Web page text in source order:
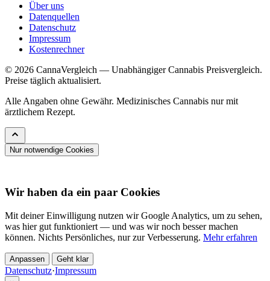
Über uns
Datenquellen
Datenschutz
Impressum
Kostenrechner
© 2026 CannaVergleich — Unabhängiger Cannabis Preisvergleich.
Preise täglich aktualisiert.
Alle Angaben ohne Gewähr. Medizinisches Cannabis nur mit
ärztlichem Rezept.
Nur notwendige Cookies
Wir haben da ein paar Cookies
Mit deiner Einwilligung nutzen wir Google Analytics, um zu sehen,
was hier gut funktioniert — und was wir noch besser machen
können. Nichts Persönliches, nur zur Verbesserung. Mehr erfahren
Anpassen Geht klar
Datenschutz·Impressum